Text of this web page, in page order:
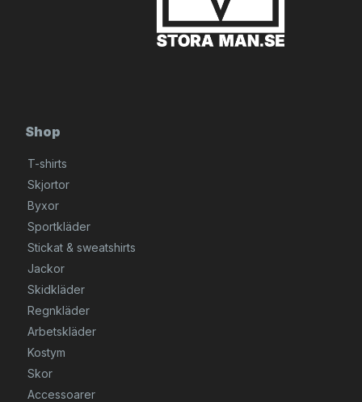
Shop
T-shirts
Skjortor
Byxor
Sportkläder
Stickat & sweatshirts
Jackor
Skidkläder
Regnkläder
Arbetskläder
Kostym
Skor
Accessoarer